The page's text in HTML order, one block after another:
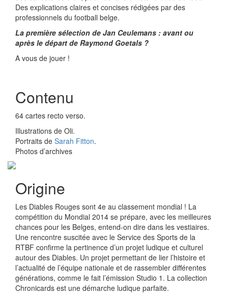
Des explications claires et concises rédigées par des
professionnels du football belge.
La première sélection de Jan Ceulemans : avant ou
après le départ de Raymond Goetals ?
A vous de jouer !
Contenu
64 cartes recto verso.
Illustrations de Oli.
Portraits de Sarah Fitton.
Photos d’archives
Origine
Les Diables Rouges sont 4e au classement mondial ! La
compétition du Mondial 2014 se prépare, avec les meilleures
chances pour les Belges, entend-on dire dans les vestiaires.
Une rencontre suscitée avec le Service des Sports de la
RTBF confirme la pertinence d’un projet ludique et culturel
autour des Diables. Un projet permettant de lier l’histoire et
l’actualité de l’équipe nationale et de rassembler différentes
générations, comme le fait l’émission Studio 1. La collection
Chronicards est une démarche ludique parfaite.